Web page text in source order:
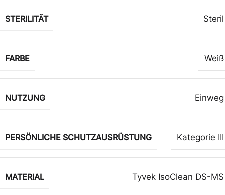
STERILITÄT Steril
FARBE Weiß
NUTZUNG Einweg
PERSÖNLICHE SCHUTZAUSRÜSTUNG Kategorie III
MATERIAL Tyvek IsoClean DS-MS